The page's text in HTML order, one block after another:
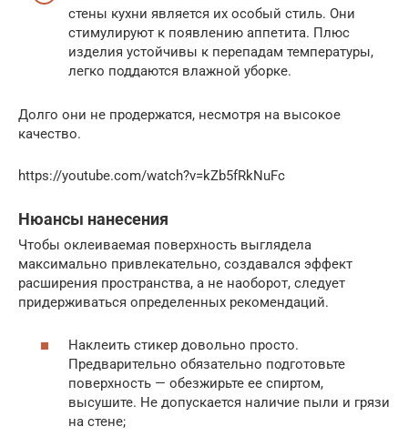
стены кухни является их особый стиль. Они
стимулируют к появлению аппетита. Плюс
изделия устойчивы к перепадам температуры,
легко поддаются влажной уборке.
Долго они не продержатся, несмотря на высокое
качество.
https://youtube.com/watch?v=kZb5fRkNuFc
Нюансы нанесения
Чтобы оклеиваемая поверхность выглядела
максимально привлекательно, создавался эффект
расширения пространства, а не наоборот, следует
придерживаться определенных рекомендаций.
Наклеить стикер довольно просто.
Предварительно обязательно подготовьте
поверхность — обезжирьте ее спиртом,
высушите. Не допускается наличие пыли и грязи
на стене;